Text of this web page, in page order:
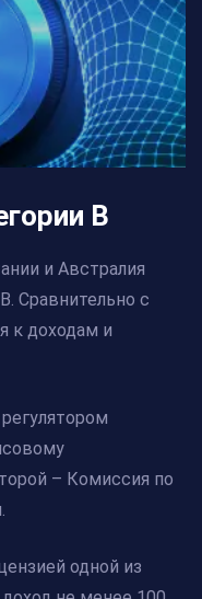
В
и Австралия
Сравнительно с
к доходам и
– Комиссия по
одной из